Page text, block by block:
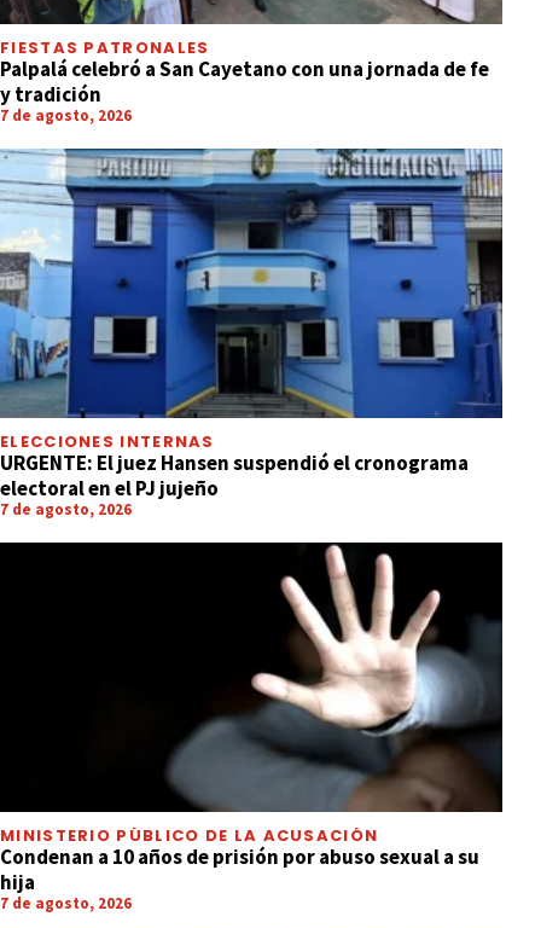
FIESTAS PATRONALES
Palpalá celebró a San Cayetano con una jornada de fe
y tradición
7 de agosto, 2026
ELECCIONES INTERNAS
URGENTE: El juez Hansen suspendió el cronograma
electoral en el PJ jujeño
7 de agosto, 2026
MINISTERIO PÚBLICO DE LA ACUSACIÓN
Condenan a 10 años de prisión por abuso sexual a su
hija
7 de agosto, 2026